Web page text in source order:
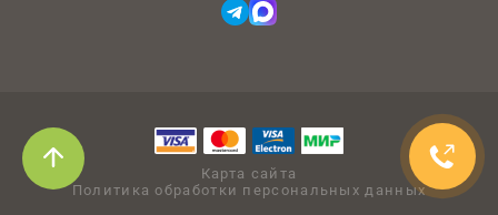
Карта сайта
Политика обработки персональных данных